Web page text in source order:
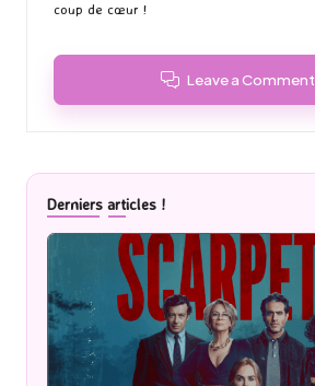
coup de cœur !
Leave a Comment
Derniers articles !